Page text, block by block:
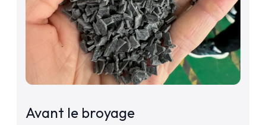
Avant le broyage